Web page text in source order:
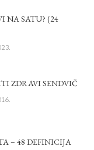
NA SATU? (24
ZDRAVI SENDVIČ
– 48 DEFINICIJA